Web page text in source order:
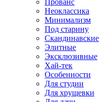
Прованс
Неоклассика
Минимализм
Под старину
Скандинавские
Элитные
Эксклюзивные
Хай-тек
Особенности
Для студии
Для хрущевки